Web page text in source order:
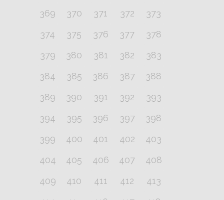
369
370 371 372
373
374
375 376 377
378
379
380 381 382
383
384
385 386 387
388
389
390 391 392
393
394
395 396 397
398
399
400 401 402
403
404
405 406 407
408
409
410 411 412
413